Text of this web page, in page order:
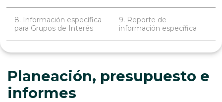
8. Información específica
para Grupos de Interés
9. Reporte de
información específica
Planeación, presupuesto e
informes